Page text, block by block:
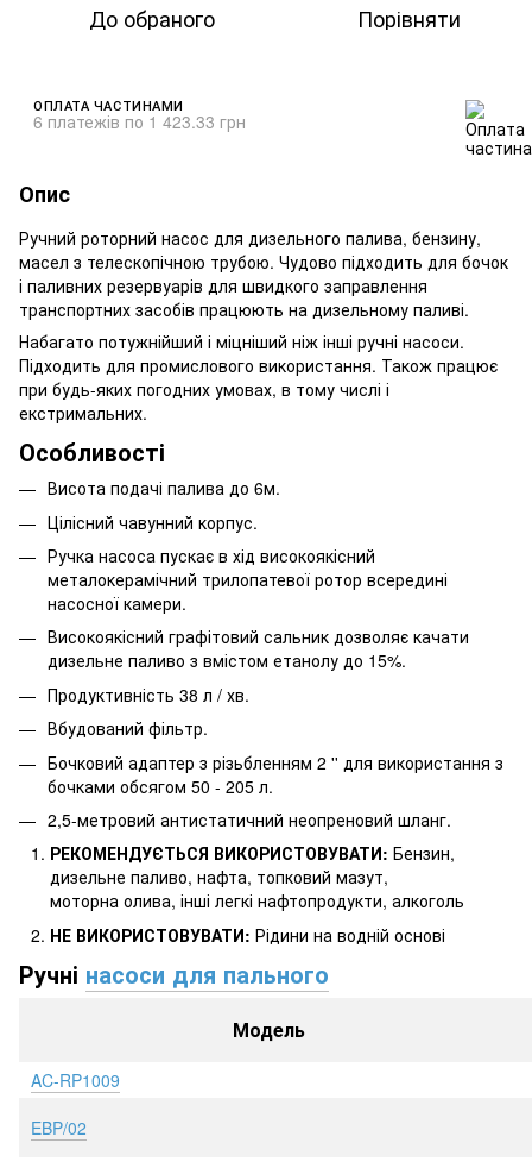
До обраного Порівняти
ОПЛАТА ЧАСТИНАМИ
6 платежів по 1 423.33 грн
Опис
Ручний роторний насос для дизельного палива, бензину,
масел з телескопічною трубою. Чудово підходить для бочок
і паливних резервуарів для швидкого заправлення
транспортних засобів працюють на дизельному паливі.
Набагато потужнійший і міцніший ніж інші ручні насоси.
Підходить для промислового використання. Також працює
при будь-яких погодних умовах, в тому числі і
екстримальних.
Особливості
Висота подачі палива до 6м.
Цілісний чавунний корпус.
Ручка насоса пускає в хід високоякісний
металокерамічний трилопатевої ротор всередині
насосної камери.
Високоякісний графітовий сальник дозволяє качати
дизельне паливо з вмістом етанолу до 15%.
Продуктивність 38 л / хв.
Вбудований фільтр.
Бочковий адаптер з різьбленням 2 '' для використання з
бочками обсягом 50 - 205 л.
2,5-метровий антистатичний неопреновий шланг.
РЕКОМЕНДУЄТЬСЯ ВИКОРИСТОВУВАТИ: Бензин,
дизельне паливо, нафта, топковий мазут,
моторна олива, інші легкі нафтопродукти, алкоголь
НЕ ВИКОРИСТОВУВАТИ: Рідини на водній основі
Ручні насоси для пального
Модель
AC-RP1009
EBP/02